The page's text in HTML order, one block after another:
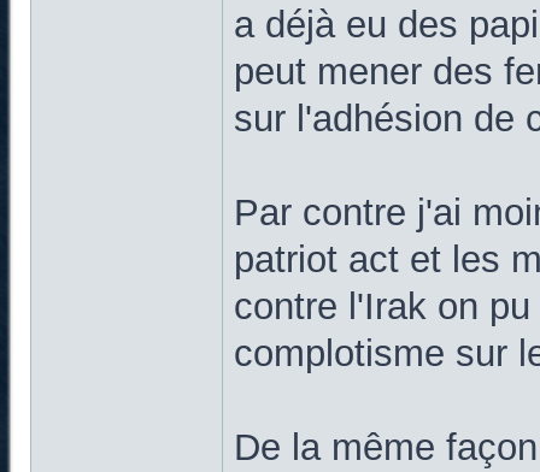
a déjà eu des
peut mener des
sur l'adhésion de
Par contre j'ai
patriot act et les
contre l'Irak on
complotisme sur
De la même